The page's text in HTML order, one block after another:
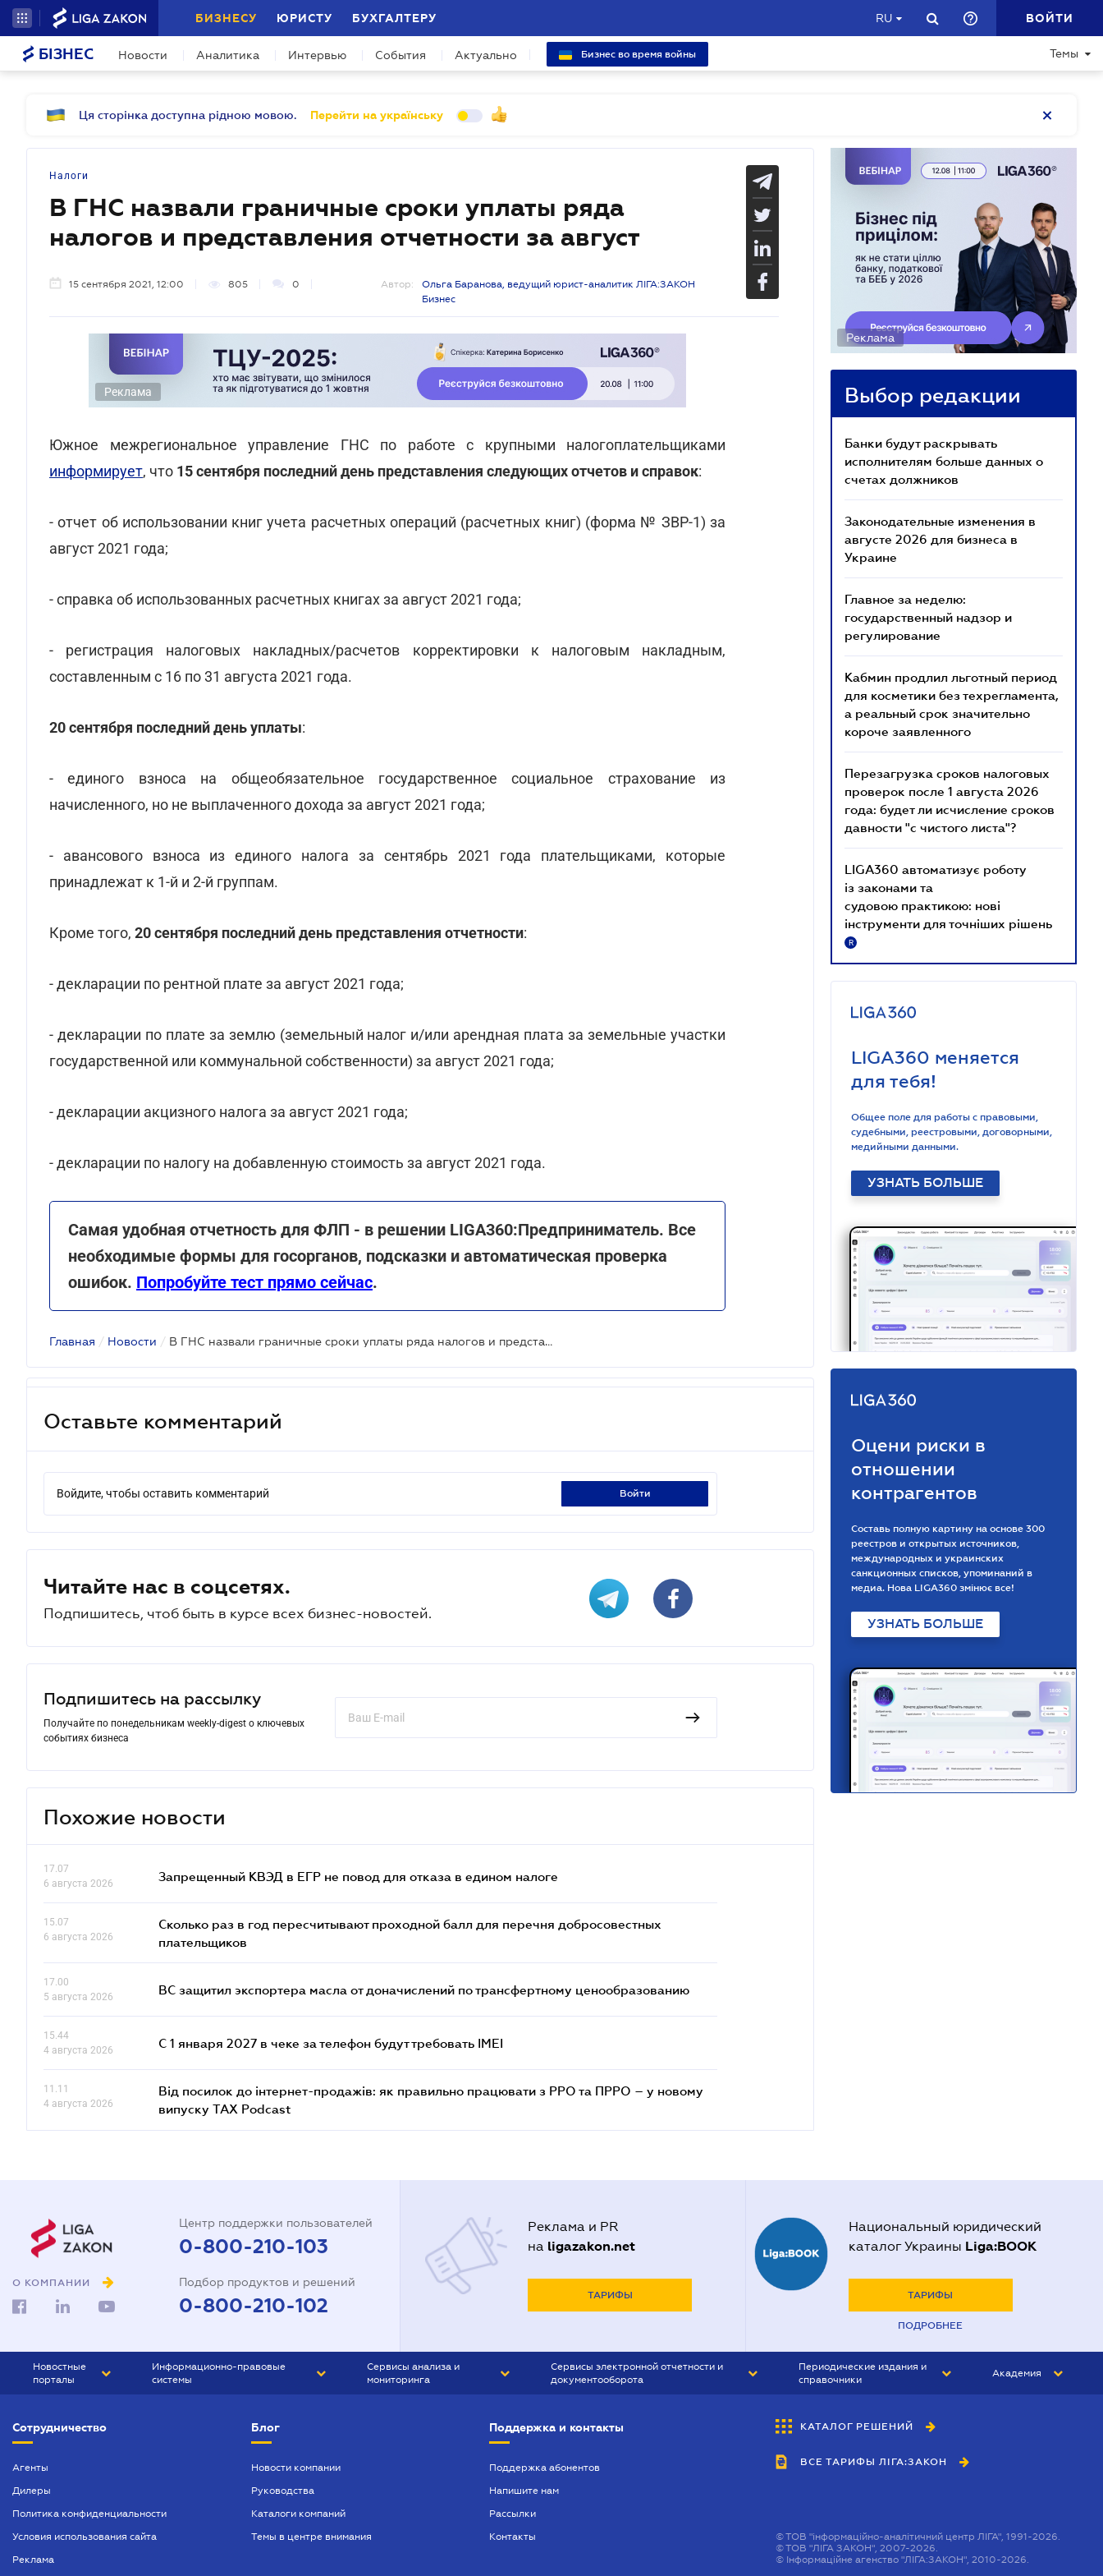
БИЗНЕСУ ЮРИСТУ БУХГАЛТЕРУ RU ВОЙТИ
БІЗНЕС Новости Аналитика Интервью События Актуально Бизнес во время войны Темы
Ця сторінка доступна рідною мовою. Перейти на українську
Налоги
В ГНС назвали граничные сроки уплаты ряда
налогов и представления отчетности за август
15 сентября 2021, 12:00 805 0 Автор:
Ольга Баранова, ведущий юрист-аналитик ЛІГА:ЗАКОН
Бизнес
Реклама
Южное межрегиональное управление ГНС по работе с крупными налогоплательщиками
информирует, что 15 сентября последний день представления следующих отчетов и справок:
- отчет об использовании книг учета расчетных операций (расчетных книг) (форма № ЗВР-1) за
август 2021 года;
- справка об использованных расчетных книгах за август 2021 года;
- регистрация налоговых накладных/расчетов корректировки к налоговым накладным,
составленным с 16 по 31 августа 2021 года.
20 сентября последний день уплаты:
- единого взноса на общеобязательное государственное социальное страхование из
начисленного, но не выплаченного дохода за август 2021 года;
- авансового взноса из единого налога за сентябрь 2021 года плательщиками, которые
принадлежат к 1-й и 2-й группам.
Кроме того, 20 сентября последний день представления отчетности:
- декларации по рентной плате за август 2021 года;
- декларации по плате за землю (земельный налог и/или арендная плата за земельные участки
государственной или коммунальной собственности) за август 2021 года;
- декларации акцизного налога за август 2021 года;
- декларации по налогу на добавленную стоимость за август 2021 года.
Самая удобная отчетность для ФЛП - в решении LIGA360:Предприниматель. Все
необходимые формы для госорганов, подсказки и автоматическая проверка
ошибок. Попробуйте тест прямо сейчас.
Главная / Новости / В ГНС назвали граничные сроки уплаты ряда налогов и представления отчетности за август
Оставьте комментарий
Войдите, чтобы оставить комментарий войти
Читайте нас в соцсетях.
Подпишитесь, чтоб быть в курсе всех бизнес-новостей.
Подпишитесь на рассылку
Получайте по понедельникам weekly-digest о ключевых
событиях бизнеса
Похожие новости
17.07
6 августа 2026
Запрещенный КВЭД в ЕГР не повод для отказа в едином налоге
15.07
6 августа 2026
Сколько раз в год пересчитывают проходной балл для перечня добросовестных
плательщиков
17.00
5 августа 2026
ВС защитил экспортера масла от доначислений по трансфертному ценообразованию
15.44
4 августа 2026
С 1 января 2027 в чеке за телефон будут требовать IMEI
11.11
4 августа 2026
Від посилок до інтернет-продажів: як правильно працювати з РРО та ПРРО – у новому
випуску TAX Podcast
Реклама
Выбор редакции
Банки будут раскрывать
исполнителям больше данных о
счетах должников
Законодательные изменения в
августе 2026 для бизнеса в
Украине
Главное за неделю:
государственный надзор и
регулирование
Кабмин продлил льготный период
для косметики без техрегламента,
а реальный срок значительно
короче заявленного
Перезагрузка сроков налоговых
проверок после 1 августа 2026
года: будет ли исчисление сроков
давности "с чистого листа"?
LIGA360 автоматизує роботу
із законами та
судовою практикою: нові
інструменти для точніших рішень
R
LIGA360 меняется
для тебя!
Общее поле для работы с правовыми,
судебными, реестровыми, договорными,
медийными данными.
УЗНАТЬ БОЛЬШЕ
Оцени риски в
отношении
контрагентов
Составь полную картину на основе 300
реестров и открытых источников,
международных и украинских
санкционных списков, упоминаний в
медиа. Нова LIGA360 змінює все!
УЗНАТЬ БОЛЬШЕ
О КОМПАНИИ
Центр поддержки пользователей
0-800-210-103
Подбор продуктов и решений
0-800-210-102
Реклама и PR
на ligazakon.net
ТАРИФЫ
Национальный юридический
каталог Украины Liga:BOOK
ТАРИФЫ
ПОДРОБНЕЕ
Новостные
порталы
БИЗНЕС
Информационно-правовые
системы
БУХГАЛТЕР ПРОФ
ЮРИСТ ПРОФ
Сервисы анализа и
мониторинга
Сервисы электронной отчетности и
документооборота
Периодические издания и
справочники
БУХГАЛТЕР&ЗАКОН
ВЕСТНИК МСФО
Академия
Сотрудничество
Агенты
Дилеры
Политика конфиденциальности
Условия использования сайта
Реклама
Блог
Новости компании
Руководства
Каталоги компаний
Темы в центре внимания
Поддержка и контакты
Поддержка абонентов
Напишите нам
Рассылки
Контакты
КАТАЛОГ РЕШЕНИЙ
ВСЕ ТАРИФЫ ЛІГА:ЗАКОН
©ТОВ "інформаційно-аналітичний центр ЛІГА", 1991-2026.
©ТОВ "ЛІГА ЗАКОН", 2007-2026.
© Інформаційне агенство "ЛІГА:ЗАКОН", 2010-2026.